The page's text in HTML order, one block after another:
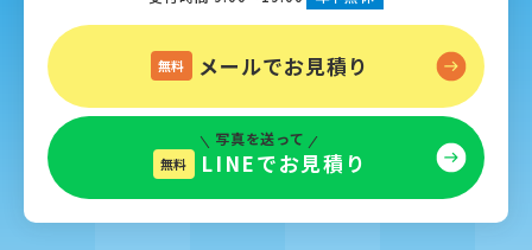
無料 メールでお見積り
写真を送って
無料 LINEでお見積り